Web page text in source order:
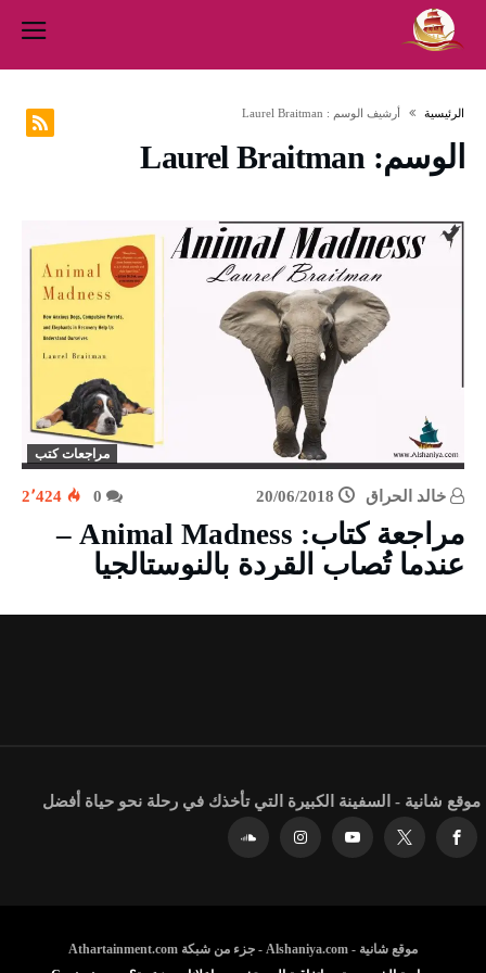
‫الرئيسية‬ ‫أرشيف الوسم :‬ Laurel Braitman
الوسم: Laurel Braitman
مراجعات كتب
خالد الحراق 20/06/2018 2٬424
مراجعة كتاب: Animal Madness –
عندما تُصاب القردة بالنوستالجيا
موقع شانية - السفينة الكبيرة التي تأخذك في رحلة نحو حياة أفضل
موقع شانية - Alshaniya.com - جزء من شبكة Athartainment.com